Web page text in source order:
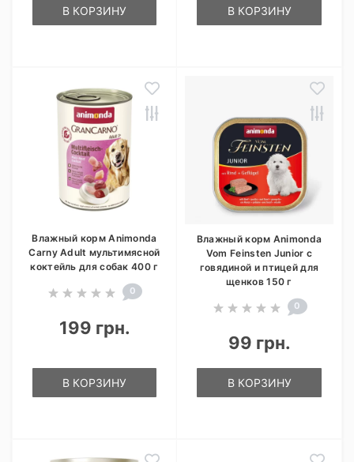
В КОРЗИНУ В КОРЗИНУ
Влажный корм Animonda
Carny Adult мультимясной
коктейль для собак 400 г
0
199 грн.
В КОРЗИНУ
Влажный корм Animonda
Vom Feinsten Junior с
говядиной и птицей для
щенков 150 г
0
99 грн.
В КОРЗИНУ